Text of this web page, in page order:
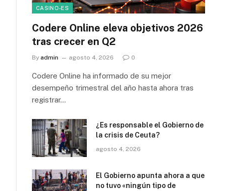
CASINO-ES
Codere Online eleva objetivos 2026
tras crecer en Q2
By admin agosto 4, 2026 0
Codere Online ha informado de su mejor
desempeño trimestral del año hasta ahora tras
registrar…
¿Es responsable el Gobierno de
la crisis de Ceuta?
agosto 4, 2026
El Gobierno apunta ahora a que
no tuvo «ningún tipo de